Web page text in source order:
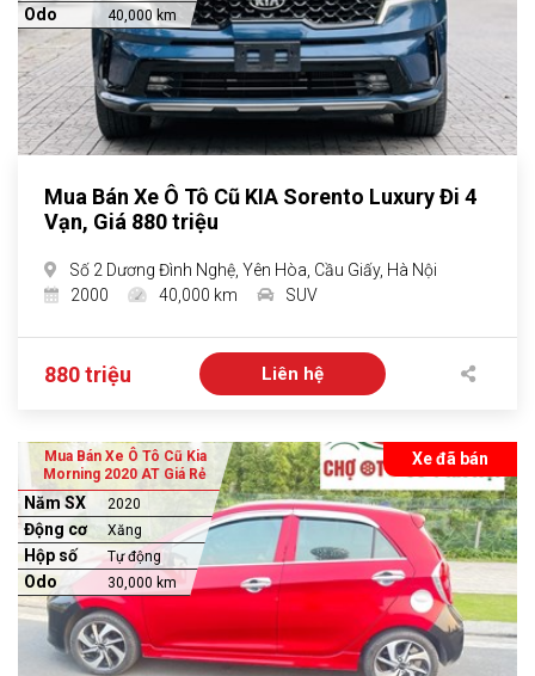
Odo 40,000 km
Mua Bán Xe Ô Tô Cũ KIA Sorento Luxury Đi 4
Vạn, Giá 880 triệu
Số 2 Dương Đình Nghệ, Yên Hòa, Cầu Giấy, Hà Nội
2000
40,000 km SUV
880 triệu Liên hệ
Xe đã bán
Mua Bán Xe Ô Tô Cũ Kia
Morning 2020 AT Giá Rẻ
Năm SX 2020
Động cơ Xăng
Hộp số Tự động
Odo 30,000 km